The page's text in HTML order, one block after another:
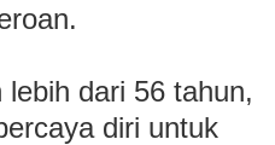
dari 56 tahun,
diri untuk